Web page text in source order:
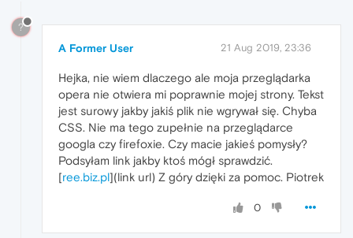
?
A Former User 21 Aug 2019, 23:36
Hejka, nie wiem dlaczego ale moja przeglądarka
opera nie otwiera mi poprawnie mojej strony. Tekst
jest surowy jakby jakiś plik nie wgrywał się. Chyba
CSS. Nie ma tego zupełnie na przeglądarce
googla czy firefoxie. Czy macie jakieś pomysły?
Podsyłam link jakby ktoś mógł sprawdzić.
[ree.biz.pl](link url) Z góry dzięki za pomoc. Piotrek
0